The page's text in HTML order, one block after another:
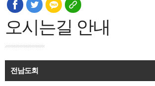
오시는길 안내
전남도회